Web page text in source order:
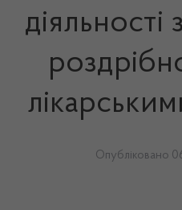
діяльності
Опубліковано